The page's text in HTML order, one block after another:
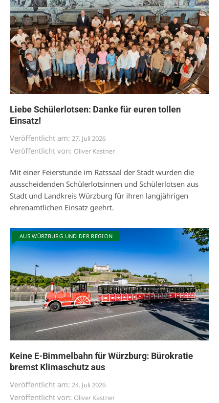
Liebe Schülerlotsen: Danke für euren tollen
Einsatz!
Veröffentlicht am: 27. Juli 2026
Veröffentlicht von: Oliver Kastner
Mit einer Feierstunde im Ratssaal der Stadt wurden die
ausscheidenden Schülerlotsinnen und Schülerlotsen aus
Stadt und Landkreis Würzburg für ihren langjährigen
ehrenamtlichen Einsatz geehrt.
AUS WÜRZBURG UND DER REGION
Keine E-Bimmelbahn für Würzburg: Bürokratie
bremst Klimaschutz aus
Veröffentlicht am: 24. Juli 2026
Veröffentlicht von: Oliver Kastner